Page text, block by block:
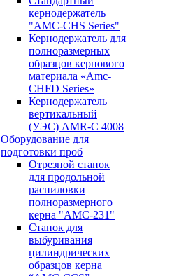
кернодержатель
"AMC-CHS Series"
Кернодержатель для
полноразмерных
образцов кернового
материала «Amc-
CHFD Series»
Кернодержатель
вертикальный
(УЭС) AMR-C 4008
Оборудование для
подготовки проб
Отрезной станок
для продольной
распиловки
полноразмерного
керна "AMC-231"
Станок для
выбуривания
цилиндрических
образцов керна